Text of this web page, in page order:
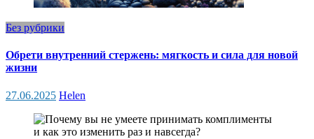
Без рубрики
Обрети внутренний стержень: мягкость и сила для новой
жизни
27.06.2025 Helen